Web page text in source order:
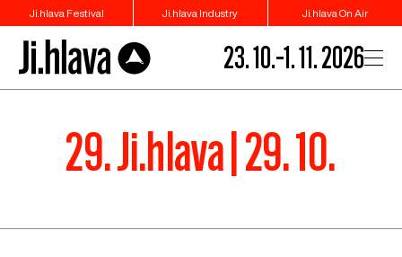
Ji.hlava Festival Ji.hlava Industry Ji.hlava On Air
23. 10.–1. 11. 2026
29. Ji.hlava | 29. 10.